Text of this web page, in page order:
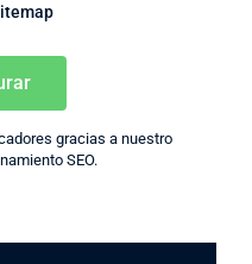
gracias a nuestro
SEO.